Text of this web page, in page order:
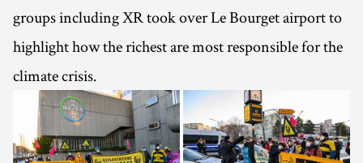
groups including XR took over Le Bourget airport to
highlight how the richest are most responsible for the
climate crisis.